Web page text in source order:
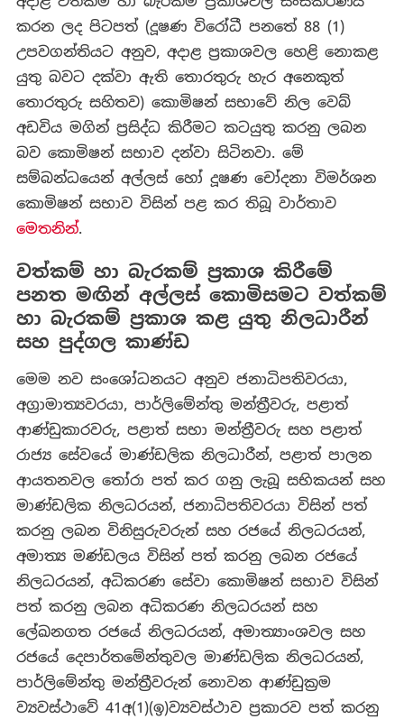
කරන ලද පිටපත් (දූෂණ විරෝධී පනතේ 88 (1)
උපවගන්තියට අනුව, අදාළ ප්‍රකාශවල හෙළි නොකළ
යුතු බවට දක්වා ඇති තොරතුරු හැර අනෙකුත්
තොරතුරු සහිතව) කොමිෂන් සභාවේ නිල වෙබ්
අඩවිය මගින් ප්‍රසිද්ධ කිරීමට කටයුතු කරනු ලබන
බව කොමිෂන් සභාව දන්වා සිටිනවා. මේ
සම්බන්ධයෙන් අල්ලස් හෝ දූෂණ චෝදනා විමර්ශන
කොමිෂන් සභාව විසින් පළ කර තිබූ වාර්තාව
මෙතනින්.
වත්කම් හා බැරකම් ප්‍රකාශ කිරීමේ
පනත මඟින් අල්ලස් කොමිසමට වත්කම්
හා බැරකම් ප්‍රකාශ කළ යුතු නිලධාරීන්
සහ පුද්ගල කාණ්ඩ
මෙම නව සංශෝධනයට අනුව ජනාධිපතිවරයා,
අග්‍රාමාත්‍යවරයා, පාර්ලිමේන්තු මන්ත්‍රීවරු, පළාත්
ආණ්ඩුකාරවරු, පළාත් සභා මන්ත්‍රීවරු සහ පළාත්
රාජ්‍ය සේවයේ මාණ්ඩලික නිලධාරීන්, පළාත් පාලන
ආයතනවල තෝරා පත් කර ගනු ලැබූ සභිකයන් සහ
මාණ්ඩලික නිලධරයන්, ජනාධිපතිවරයා විසින් පත්
කරනු ලබන විනිසුරුවරුන් සහ රජයේ නිලධරයන්,
අමාත්‍ය මණ්ඩලය විසින් පත් කරනු ලබන රජයේ
නිලධරයන්, අධිකරණ සේවා කොමිෂන් සභාව විසින්
පත් කරනු ලබන අධිකරණ නිලධරයන් සහ
ලේඛනගත රජයේ නිලධරයන්, අමාත්‍යාංශවල සහ
රජයේ දෙපාර්තමේන්තුවල මාණ්ඩලික නිලධරයන්,
පාර්ලිමේන්තු මන්ත්‍රීවරුන් නොවන ආණ්ඩුක්‍රම
ව්‍යවස්ථාවේ 41අ(1)(ඉ)ව්‍යවස්ථාව ප්‍රකාරව පත් කරනු